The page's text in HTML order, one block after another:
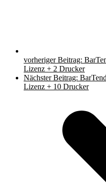
vorheriger Beitrag:
Lizenz + 2 Drucker
Nächster Beitrag:
Lizenz + 10 Drucker